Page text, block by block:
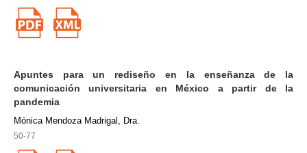
Apuntes para un rediseño en la enseñanza de la
comunicación universitaria en México a partir de la
pandemia
Mónica Mendoza Madrigal, Dra.
50-77